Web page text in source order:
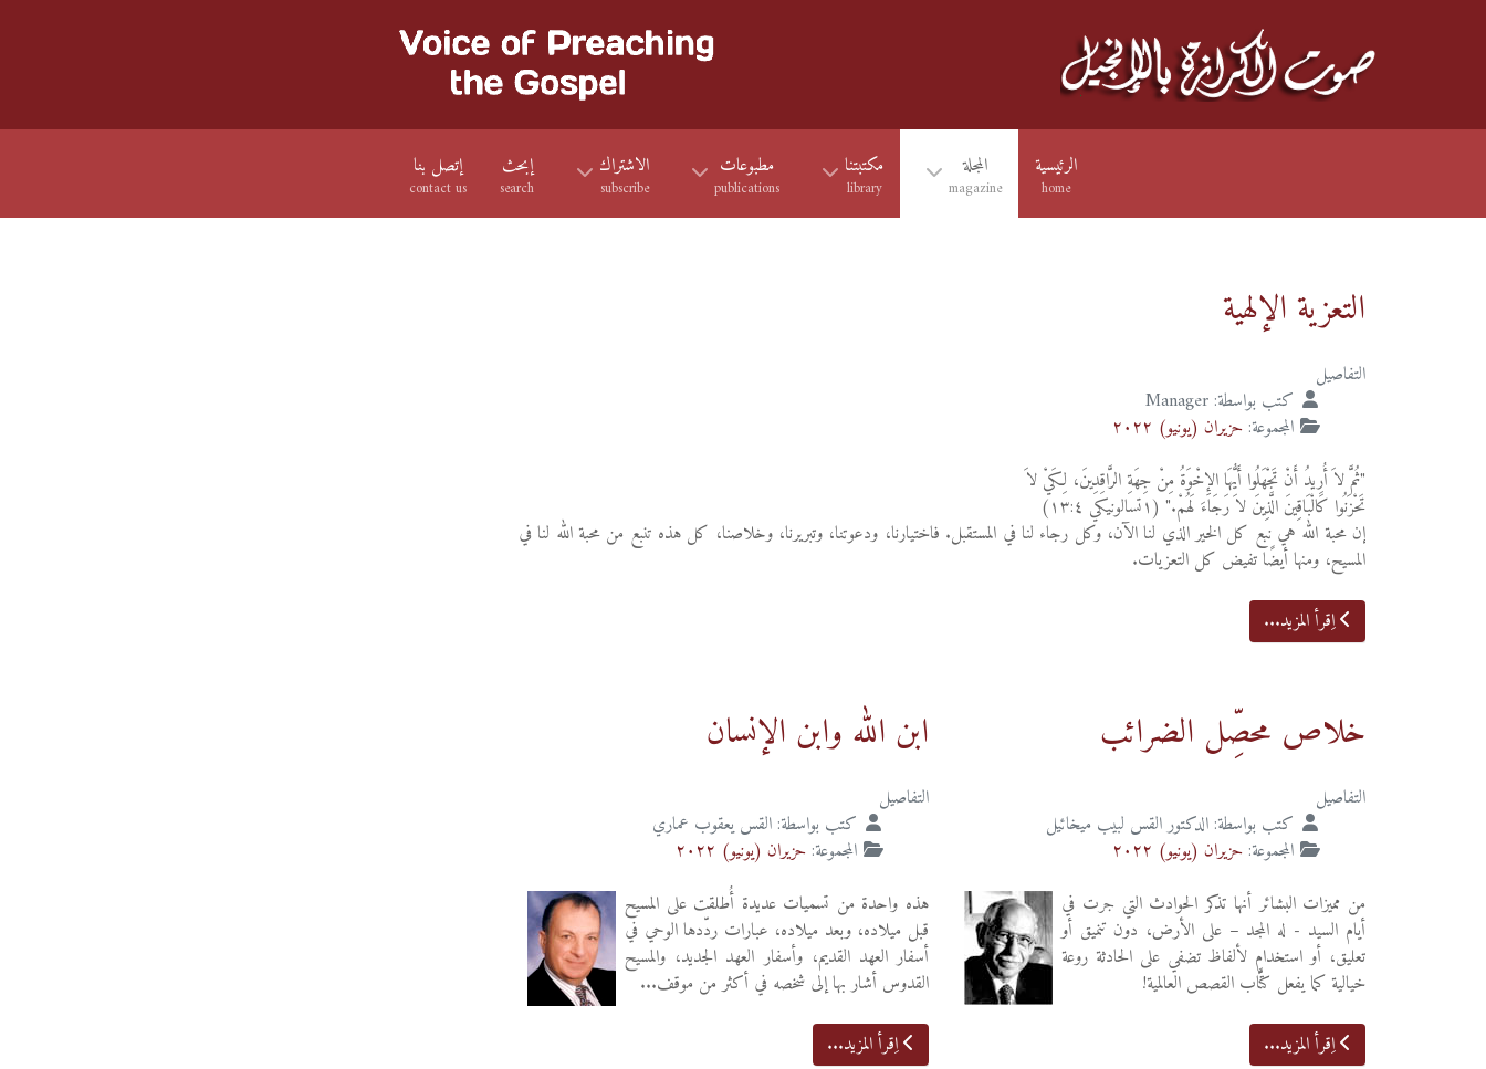
الرئيسية
home
المجلة
magazine
مكتبتنا
library
مطبوعات
publications
الاشتراك
subscribe
إبحث
search
إتصل بنا
contact us
التعزية الإلهية
التفاصيل
كتب بواسطة: Manager
المجموعة: حزيران (يونيو) ٢٠٢٢
"ثُمَّ لاَ أُرِيدُ أَنْ تَجْهَلُوا أَيُّهَا الإِخْوَةُ مِنْ جِهَةِ الرَّاقِدِينَ، لِكَيْ لاَ
تَحْزَنُوا كَالْبَاقِينَ الَّذِينَ لاَ رَجَاءَ لَهُمْ." (١تسالونيكي ١٣:٤)
إن محبة الله هي نبع كل الخير الذي لنا الآن، وكل رجاء لنا في المستقبل. فاختيارنا، ودعوتنا، وتبريرنا، وخلاصنا، كل هذه تنبع من محبة الله لنا في
المسيح، ومنها أيضًا تفيض كل التعزيات.
اِقرأ المزيد...
خلاص محصِّل الضرائب
التفاصيل
كتب بواسطة: الدكتور القس لبيب ميخائيل
المجموعة: حزيران (يونيو) ٢٠٢٢
من مميزات البشائر أنها تذكر الحوادث التي جرت في
أيام السيد - له المجد – على الأرض، دون تنميق أو
تعليق، أو استخدامٍ لألفاظ تضفي على الحادثة روعة
خيالية كما يفعل كتَّاب القصص العالمية!
اِقرأ المزيد...
ابن الله وابن الإنسان
التفاصيل
كتب بواسطة: القس يعقوب عماري
المجموعة: حزيران (يونيو) ٢٠٢٢
هذه واحدة من تسميات عديدة أُطلقت على المسيح
قبل ميلاده، وبعد ميلاده، عبارات ردّدها الوحي في
أسفار العهد القديم، وأسفار العهد الجديد، والمسيح
القدوس أشار بها إلى شخصه في أكثر من موقف...
اِقرأ المزيد...